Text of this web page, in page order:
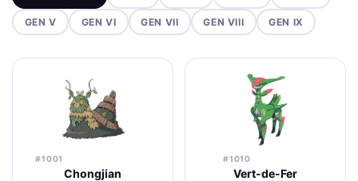
GEN V GEN VI GEN VII GEN VIII GEN IX
#1001
Chongjian
#1010
Vert-de-Fer